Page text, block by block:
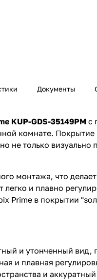
Документы
KUP-GDS-35149PM с
комнате.
не только
монтажа, что
и плавно
Prime в покрытии
и утонченный
и плавная
и